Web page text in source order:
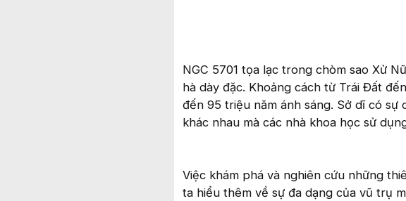
NGC 5701 tọa lạc trong chòm sao Xử
hà dày đặc. Khoảng cách từ Trái Đất
đến 95 triệu năm ánh sáng. Sở dĩ có
khác nhau mà các nhà khoa học sử
Việc khám phá và nghiên cứu những
ta hiểu thêm về sự đa dạng của vũ trụ